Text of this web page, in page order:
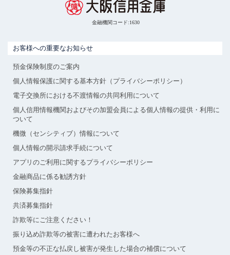
金融機関コード:1630
お客様への重要なお知らせ
預金保険制度のご案内
個人情報保護に関する基本方針（プライバシーポリシー）
電子交換所における不渡情報の共同利用について
個人信用情報機関およびその加盟会員による個人情報の提供・利用に
ついて
機微（センシティブ）情報について
個人情報の開示請求手続について
アプリのご利用に関するプライバシーポリシー
金融商品に係る勧誘方針
保険募集指針
共済募集指針
詐欺等にご注意ください！
振り込め詐欺等の被害に遭われたお客様へ
預金等の不正な払戻し被害が発生した場合の補償について